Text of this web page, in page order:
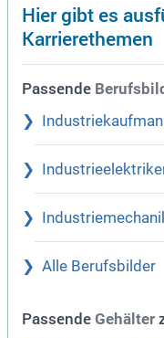
Hier gibt es
Karrierethemen
Passende
Alle Berufsbilder
Passende Gehälter